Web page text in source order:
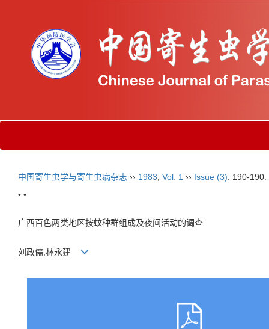
中国寄生虫学与寄生虫病杂志 ›› 1983 Vol. 1 ›› Issue (3): 190-190.
• •
广西百色两类地区按蚊种群组成及夜间活动的调查
刘政儒,林永建